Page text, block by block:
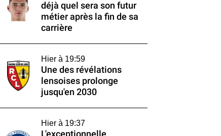
déjà quel sera son futur
métier après la fin de sa
carrière
Hier à 19:59
Une des révélations
lensoises prolonge
jusqu'en 2030
Hier à 19:37
L'exceptionnelle